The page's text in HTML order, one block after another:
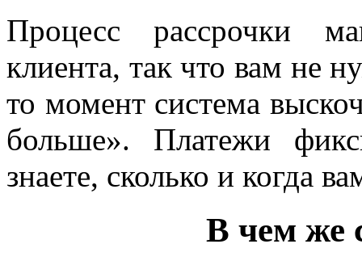
Процесс рассрочки
клиента, так что вам не
то момент система
больше». Платежи
знаете, сколько и когда
В чем же